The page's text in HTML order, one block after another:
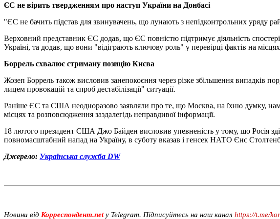
ЄС не вірить твердженням про наступ України на Донбасі
"ЄС не бачить підстав для звинувачень, що лунають з непідконтрольних уряду
Верховний представник ЄС додав, що ЄС повністю підтримує діяльність
Україні, та додав, що вони "відіграють ключову роль" у перевірці фактів на
Боррель схвалює стриману позицію Києва
Жозеп Боррель також висловив занепокоєння через різке збільшення випадків
лицем провокацій та спроб дестабілізації" ситуації.
Раніше ЄС та США неодноразово заявляли про те, що Москва, на їхню думку,
місцях та розповсюдження заздалегідь неправдивої інформації.
18 лютого президент США Джо Байден висловив упевненість у тому, що Росія
повномасштабний напад на Україну, в суботу вказав і генсек НАТО Єнс
Джерело: Українська служба DW
Новини від Корреспондент.netу Telegram. Підписуйтесь на наш канал https://t.me/